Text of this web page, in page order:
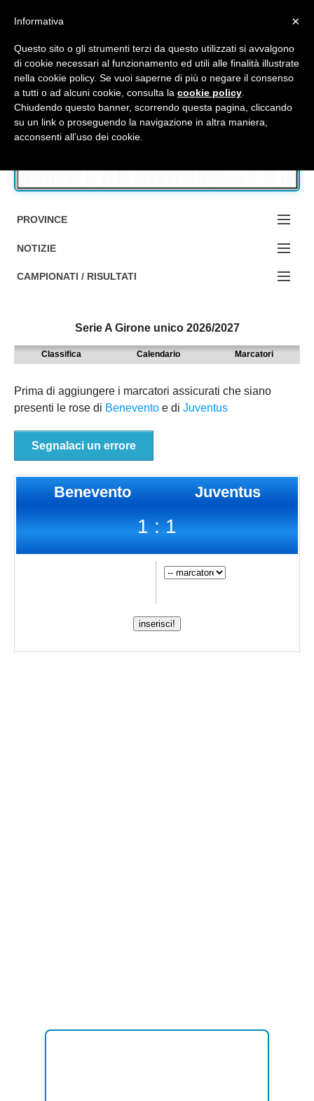
Accedi / Registrati
Contattaci
PROVINCE
EDIZIONE:
BOLOGNA
PARMA
PIACENZA
NOTIZIE
NOTIZIE:
9° TORNEO EMILIAGOL
ECCELLENZA
PRIMA
SECONDA
CAMPIONATI / RISULTATI
REGIONALI
Serie A Girone unico 2026/2027
Classifica Calendario Marcatori
Prima di aggiungere i marcatori assicurati che siano
presenti le rose di Benevento e di Juventus
Segnalaci un errore
Benevento Juventus
1 : 1
×
Informativa
Questo sito o gli strumenti terzi da questo utilizzati si avvalgono
di cookie necessari al funzionamento ed utili alle finalità illustrate
nella cookie policy. Se vuoi saperne di più o negare il consenso
a tutti o ad alcuni cookie, consulta la cookie policy
Chiudendo questo banner, scorrendo questa pagina, cliccando
su un link o proseguendo la navigazione in altra maniera,
acconsenti all’uso dei cookie.